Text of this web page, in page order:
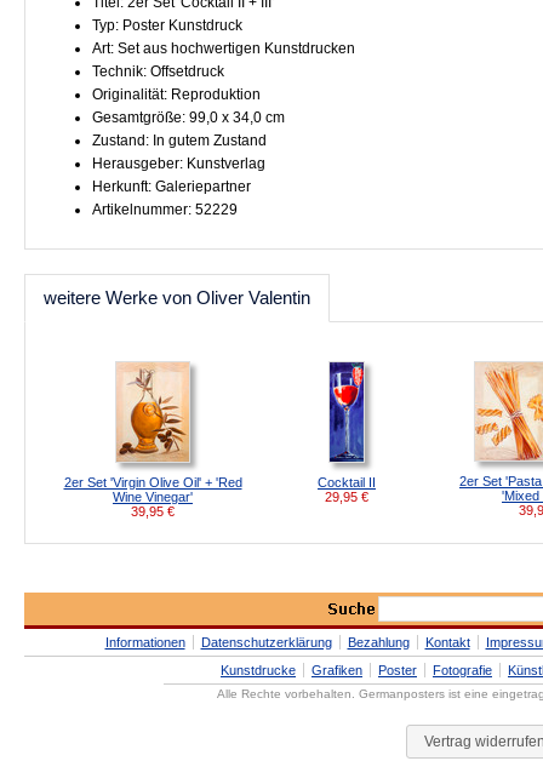
Typ: Poster Kunstdruck
Art: Set aus hochwertigen Kunstdrucken
Technik: Offsetdruck
Originalität: Reproduktion
Gesamtgröße: 99,0 x 34,0 cm
Zustand: In gutem Zustand
Herausgeber: Kunstverlag
Herkunft: Galeriepartner
Artikelnummer: 52229
weitere Werke von Oliver Valentin
2er Set 'Virgin Olive Oil' + 'Red
Wine Vinegar'
39,95 €
Cocktail II
29,95 €
2er Set
'Mixed
Informationen Datenschutzerklärung Bezahlung Kontakt
Kunstdrucke
Grafiken Poster Fotografie
Alle Rechte vorbehalten. Germanposters ist eine
Vertrag